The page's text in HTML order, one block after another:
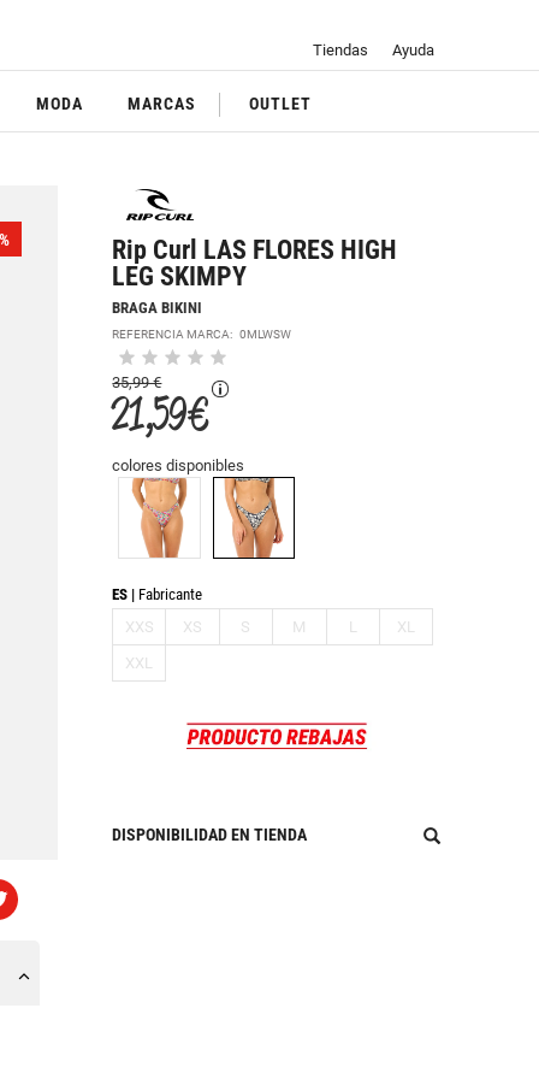
Tiendas Ayuda
MODA MARCAS OUTLET
Rip Curl LAS FLORES HIGH
LEG SKIMPY
BRAGA BIKINI
REFERENCIA MARCA:0MLWSW
35,99 €
21,59 €
colores disponibles
ES
Fabricante
XXS
XS S M L
XL
XXL
DISPONIBILIDAD EN TIENDA
%